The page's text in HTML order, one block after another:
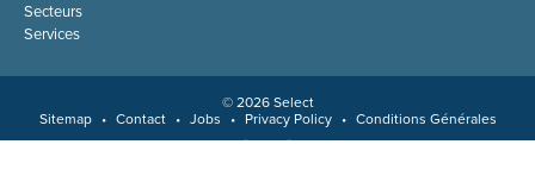
Secteurs
Services
© 2026 Select
Sitemap
• Contact • Jobs • Privacy Policy • Conditions Générales